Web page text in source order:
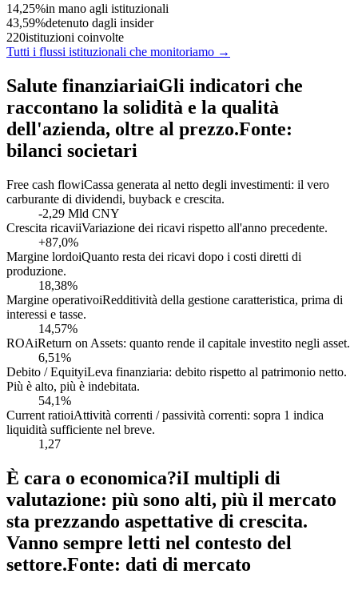
14,25%in mano agli istituzionali
43,59%detenuto dagli insider
220istituzioni coinvolte
Tutti i flussi istituzionali che monitoriamo →
Salute finanziariaiGli indicatori che
raccontano la solidità e la qualità
dell'azienda, oltre al prezzo.Fonte:
bilanci societari
Free cash flowiCassa generata al netto degli investimenti: il vero
carburante di dividendi, buyback e crescita.
-2,29 Mld CNY
Crescita ricaviiVariazione dei ricavi rispetto all'anno precedente.
+87,0%
Margine lordoiQuanto resta dei ricavi dopo i costi diretti di
produzione.
18,38%
Margine operativoiRedditività della gestione caratteristica, prima di
interessi e tasse.
14,57%
ROAiReturn on Assets: quanto rende il capitale investito negli asset.
6,51%
Debito / EquityiLeva finanziaria: debito rispetto al patrimonio netto.
Più è alto, più è indebitata.
54,1%
Current ratioiAttività correnti / passività correnti: sopra 1 indica
liquidità sufficiente nel breve.
1,27
È cara o economica?iI multipli di
valutazione: più sono alti, più il mercato
sta prezzando aspettative di crescita.
Vanno sempre letti nel contesto del
settore.Fonte: dati di mercato